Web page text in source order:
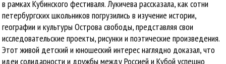
в рамках Кубинского фестиваля. Лукичева рассказала, как сотни
петербургских школьников погрузились в изучение истории,
географии и культуры Острова свободы, представляя свои
исследовательские проекты, рисунки и поэтические произведения.
Этот живой детский и юношеский интерес наглядно доказал, что
идеи солидарности и дружбы между Россией и Кубой успешно